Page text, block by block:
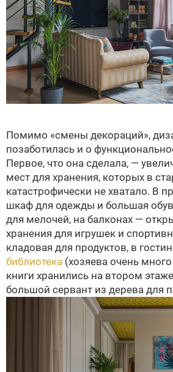
Помимо «смены декораций»,
позаботилась и о
Первое, что она сделала, —
мест для хранения, которых в
катастрофически не хватало. В
шкаф для одежды и большая
для мелочей, на балконах —
хранения для игрушек и
кладовая для продуктов, в
библиотека (хозяева очень
книги хранились на втором
большой сервант из дерева для